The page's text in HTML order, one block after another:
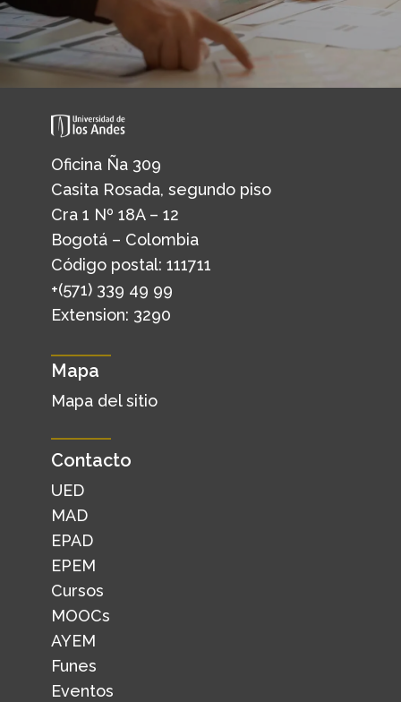
Oficina Ña 309
Casita Rosada, segundo piso
Cra 1 Nº 18A – 12
Bogotá – Colombia
Código postal: 111711
+(571) 339 49 99
Extension: 3290
Mapa
Mapa del sitio
Contacto
UED
MAD
EPAD
EPEM
Cursos
MOOCs
AYEM
Funes
Eventos